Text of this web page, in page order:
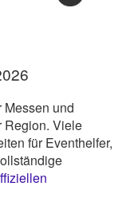
und
Region. Viele
für Eventhelfer,